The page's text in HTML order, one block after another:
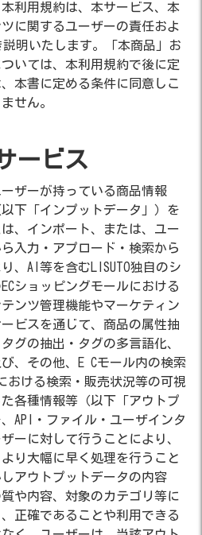
利用規約は、本サービス、本
に関するユーザーの責任およ
説明いたします。「本商品」お
いては、本利用規約で後に定
本書に定める条件に同意しこ
せん。
ービス
ザーが持っている商品情報
下「インプットデータ」）を
、インポート、または、ユー
入力・アプロード・検索から
、AI等を含むLISUTO独自のシ
ショッピングモールにおける
ンツ管理機能やマーケティン
ビスを通じて、商品の属性抽
グの抽出・タグの多言語化、
、その他、E Cモール内の検索
おける検索・販売状況等の可視
各種情報等（以下「アウトプ
API・ファイル・ユーザインタ
ーに対して行うことにより、
り大幅に早く処理を行うこと
アウトプットデータの内容
や内容、対象のカテゴリ等に
正確であることや利用できる